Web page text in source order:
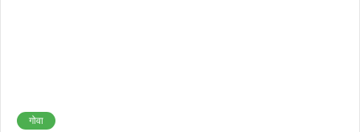
गोवा